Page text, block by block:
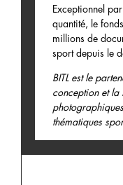
Exceptionnel
quantité, le
millions de
sport depuis le
BITL est le
conception et la
thématiques